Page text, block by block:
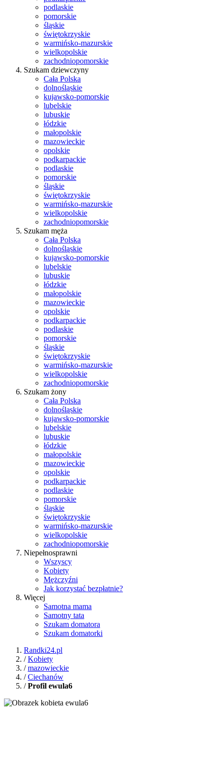
podlaskie
pomorskie
śląskie
świętokrzyskie
warmińsko-mazurskie
wielkopolskie
zachodniopomorskie
Szukam dziewczyny
Cała Polska
dolnośląskie
kujawsko-pomorskie
lubelskie
lubuskie
łódzkie
małopolskie
mazowieckie
opolskie
podkarpackie
podlaskie
pomorskie
śląskie
świętokrzyskie
warmińsko-mazurskie
wielkopolskie
zachodniopomorskie
Szukam męża
Cała Polska
dolnośląskie
kujawsko-pomorskie
lubelskie
lubuskie
łódzkie
małopolskie
mazowieckie
opolskie
podkarpackie
podlaskie
pomorskie
śląskie
świętokrzyskie
warmińsko-mazurskie
wielkopolskie
zachodniopomorskie
Szukam żony
Cała Polska
dolnośląskie
kujawsko-pomorskie
lubelskie
lubuskie
łódzkie
małopolskie
mazowieckie
opolskie
podkarpackie
podlaskie
pomorskie
śląskie
świętokrzyskie
warmińsko-mazurskie
wielkopolskie
zachodniopomorskie
Niepełnosprawni
Wszyscy
Kobiety
Mężczyźni
Jak korzystać bezpłatnie?
Więcej
Samotna mama
Samotny tata
Szukam domatora
Szukam domatorki
Randki24.pl
/Kobiety
/mazowieckie
/Ciechanów
/Profil ewula6